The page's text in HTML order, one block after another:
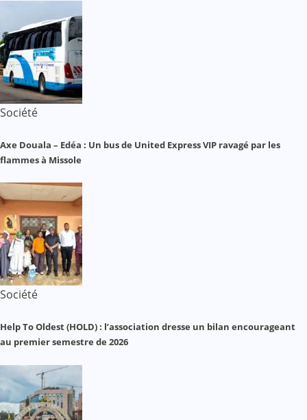
Société
Axe Douala – Edéa : Un bus de United Express VIP ravagé par les
flammes à Missole
Société
Help To Oldest (HOLD) : l’association dresse un bilan encourageant
au premier semestre de 2026